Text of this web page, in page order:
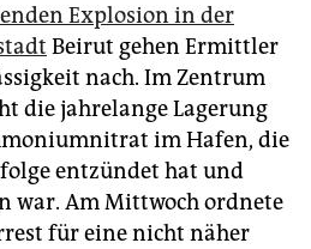
Explosion in der
Beirut gehen Ermittler
nach. Im Zentrum
die jahrelange Lagerung
im Hafen, die
entzündet hat und
war. Am Mittwoch ordnete
für eine nicht näher